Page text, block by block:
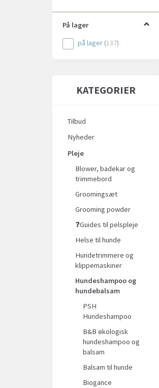
På lager
på lager(137)
KATEGORIER
Tilbud
Nyheder
Pleje
Blower, badekar og
trimmebord
Groomingsæt
Grooming powder
❓Guides til pelspleje
Helse til hunde
Hundetrimmere og
klippemaskiner
Hundeshampoo og
hundebalsam
PSH
Hundeshampoo
B&B økologisk
hundeshampoo og
balsam
Balsam til hunde
Biogance